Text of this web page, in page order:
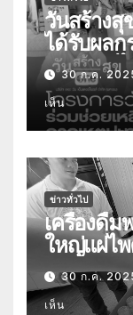
วันสร้างสุ
ได้รับผลก
ชายแดน
30 ก.ค.
เห็น
ข่าวทั่วไป
เครื่องดื่ม
ใหญ่แผ่ไพ
สารพัดช่า
30 ก.ค.
เห็น